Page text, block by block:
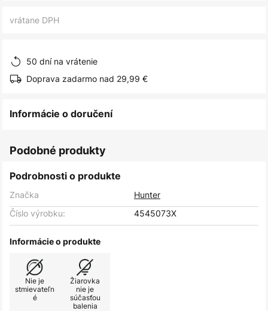
vrátane DPH
50 dní na vrátenie
Doprava zadarmo nad 29,99 €
Informácie o doručení
Podobné produkty
Podrobnosti o produkte
Značka
Hunter
Číslo výrobku:
4545073X
Informácie o produkte
Nie je
stmievateľn
é
Žiarovka
nie je
súčasťou
balenia